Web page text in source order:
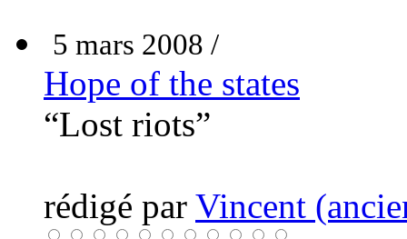
5 mars 2008 /
Hope of the states
“Lost riots”
rédigé par Vincent